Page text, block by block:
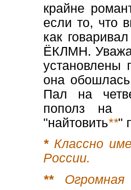
крайне
если то, что
как
ЁКЛМН.
установлены
она обошлась
Пал на
пополз на
"найтовить**"
* Классно
России.
**Огромная